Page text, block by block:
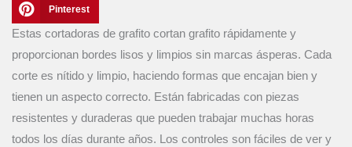
Pinterest
Estas cortadoras de grafito cortan grafito rápidamente y
proporcionan bordes lisos y limpios sin marcas ásperas. Cada
corte es nítido y limpio, haciendo formas que encajan bien y
tienen un aspecto correcto. Están fabricadas con piezas
resistentes y duraderas que pueden trabajar muchas horas
todos los días durante años. Los controles son fáciles de ver y